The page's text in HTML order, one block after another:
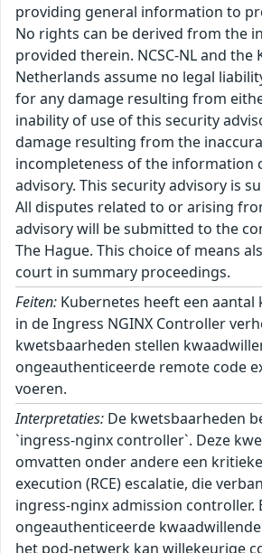
providing general information to
No rights can be derived from the
provided therein. NCSC-NL and
Netherlands assume no legal
for any damage resulting from
inability of use of this security
damage resulting from the
incompleteness of the information
advisory. This security advisory is
All disputes related to or arising
advisory will be submitted to the
The Hague. This choice of means
court in summary proceedings.
Feiten: Kubernetes heeft een aantal
in de Ingress NGINX Controller
kwetsbaarheden stellen
ongeauthenticeerde remote code
voeren.
Interpretaties: De kwetsbaarheden
`ingress-nginx controller`. Deze
omvatten onder andere een
execution (RCE) escalatie, die
ingress-nginx admission controller.
ongeauthenticeerde
het pod-netwerk kan willekeurige